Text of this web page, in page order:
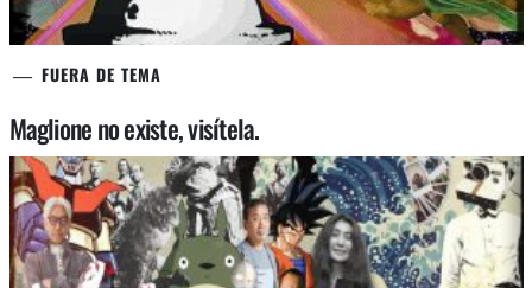
FUERA DE TEMA
Maglione no existe, visítela.